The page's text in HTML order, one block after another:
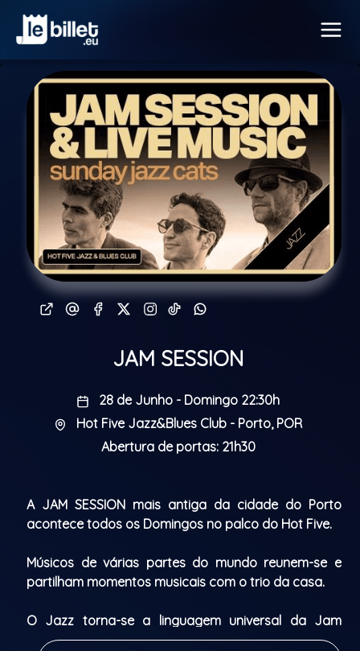
JAM SESSION
28 de Junho - Domingo 22:30h
Hot Five Jazz&Blues Club - Porto, POR
Abertura de portas: 21h30
A JAM SESSION mais antiga da cidade do Porto
acontece todos os Domingos no palco do Hot Five.
Músicos de várias partes do mundo reunem-se e
partilham momentos musicais com o trio da casa.
O Jazz torna-se a linguagem universal da Jam
Session!